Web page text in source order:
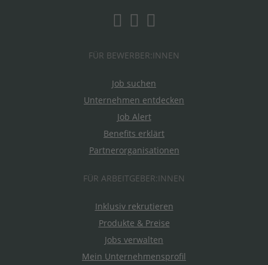
FÜR BEWERBER:INNEN
Job suchen
Unternehmen entdecken
Job Alert
Benefits erklärt
Partnerorganisationen
FÜR ARBEITGEBER:INNEN
Inklusiv rekrutieren
Produkte & Preise
Jobs verwalten
Mein Unternehmensprofil